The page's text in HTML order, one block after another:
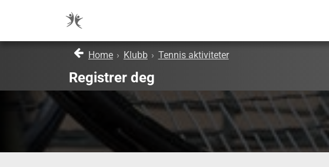
Home › Klubb › Tennis aktiviteter
Registrer deg